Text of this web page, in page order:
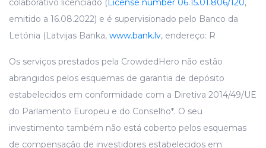
colaborativo licenciado (License number 06.15.01.806/120,
emitido a 16.08.2022) e é supervisionado pelo Banco da
Letónia (Latvijas Banka, www.bank.lv, endereço: R
Os serviços prestados pela CrowdedHero não estão
abrangidos pelos esquemas de garantia de depósito
estabelecidos em conformidade com a Diretiva 2014/49/UE
do Parlamento Europeu e do Conselho*. O seu
investimento também não está coberto pelos esquemas
de compensação de investidores estabelecidos em